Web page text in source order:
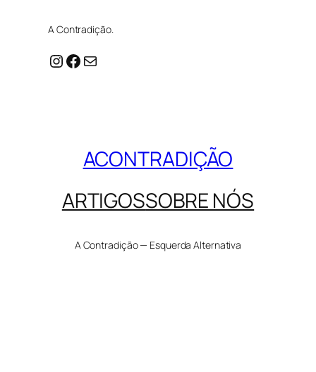
A Contradição.
Instagram
Facebook
Mail
ACONTRADIÇÃO
ARTIGOSSOBRE NÓS
A Contradição — Esquerda Alternativa